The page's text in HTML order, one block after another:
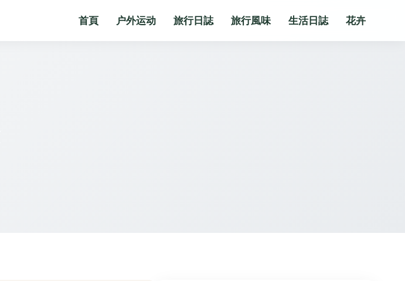
首頁 户外运动 旅行日誌 旅行風味 生活日誌 花卉